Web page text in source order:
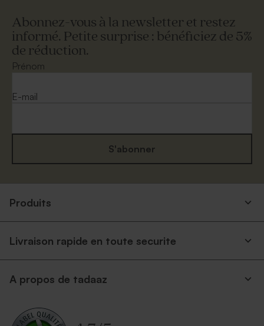
Abonnez-vous à la newsletter et restez
informé. Petite surprise : bénéficiez de 5%
de réduction.
Prénom
E-mail
S'abonner
Produits
Livraison rapide en toute securite
A propos de tadaaz